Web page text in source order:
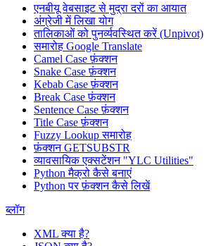
एनबीयू वेबसाइट से मुद्रा दरों का आयात
अंग्रेजी में लिखा योग
तालिकाओं को पुनर्व्यवस्थित करें (Unpivot)
समारोह Google Translate
Camel Case फ़ंक्शन
Snake Case फ़ंक्शन
Kebab Case फ़ंक्शन
Break Case फ़ंक्शन
Sentence Case फ़ंक्शन
Title Case फ़ंक्शन
Fuzzy Lookupसमारोह
फ़ंक्शन GETSUBSTR
व्यावसायिक एक्सटेंशन "YLC Utilities"
Python मैक्रो कैसे बनाएं
Python पर फ़ंक्शन कैसे लिखें
ब्लॉग
XML क्या है?